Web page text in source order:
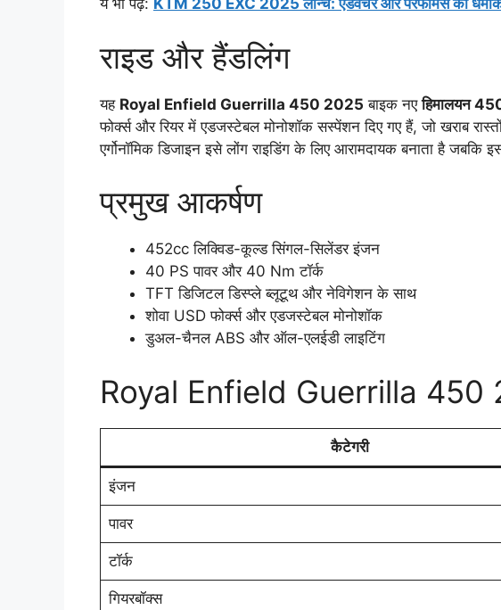
ये भी पढ़े: KTM 250 EXC 2025 लॉन्च: एडवेंचर और परफॉर्मेंस का
राइड और हैंडलिंग
यह Royal Enfield Guerrilla 450 2025 बाइक नएहिमालयन
फोर्क्स और रियर में एडजस्टेबल मोनोशॉक सस्पेंशन दिए गए हैं, जो खराब
एर्गोनॉमिक डिजाइन इसे लोंग राइडिंग के लिए आरामदायक बनाता है जबकि
प्रमुख आकर्षण
452cc लिक्विड-कूल्ड सिंगल-सिलेंडर इंजन
40 PS पावर और 40 Nm टॉर्क
TFT डिजिटल डिस्प्ले ब्लूटूथ और नेविगेशन के साथ
शोवा USD फोर्क्स और एडजस्टेबल मोनोशॉक
डुअल-चैनल ABS और ऑल-एलईडी लाइटिंग
Royal Enfield Guerrilla 450
कैटेगरी
इंजन
पावर
टॉर्क
गियरबॉक्स